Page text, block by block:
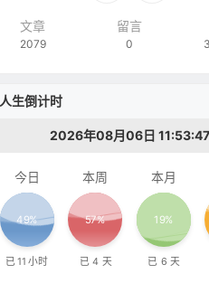
文章
2079
留言
0
人生倒计时
2026年08月06日 11:53:48
今日
49%
已11 小时
本周
57%
已 4 天
本月
19%
已 6 天